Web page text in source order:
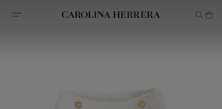
Declaração de acessibilidade